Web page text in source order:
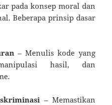
pada konsep moral dan
Beberapa prinsip dasar
– Menulis kode yang
hasil, dan
– Memastikan